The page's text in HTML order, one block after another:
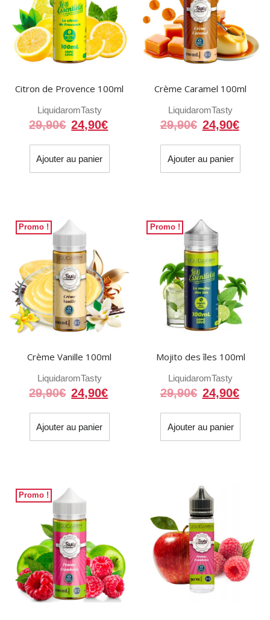
choisies
sur
la
page
produit
Citron de Provence 100ml
LiquidaromTasty
29,90€ Le
initial
était :
24,90€
est :
Ajouter au panier
Crème Caramel 100ml
LiquidaromTasty
29,90€ Le
initial
était :
24,90€
est :
Ajouter au panier
Promo !
Crème Vanille 100ml
LiquidaromTasty
29,90€ Le
initial
était :
24,90€
est :
Ajouter au panier
Promo !
Mojito des îles 100ml
LiquidaromTasty
29,90€ Le
initial
était :
24,90€
est :
Ajouter au panier
Promo !